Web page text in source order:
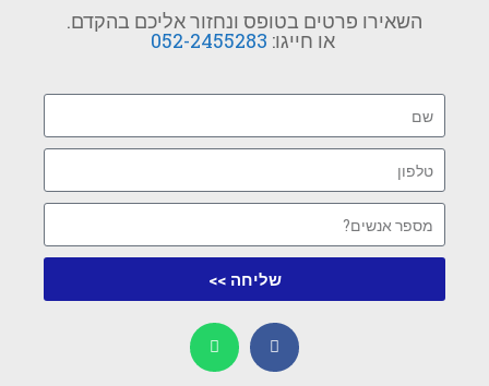
השאירו פרטים בטופס ונחזור אליכם בהקדם.
או חייגו: 052-2455283
שליחה >>